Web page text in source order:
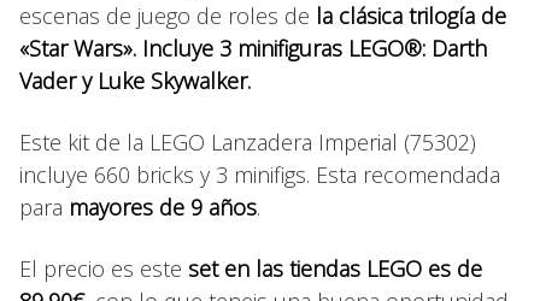
escenas de juego de roles de la clásica trilogía de
«Star Wars». Incluye 3 minifiguras LEGO®: Darth
Vader y Luke Skywalker.
Este kit de la LEGO Lanzadera Imperial (75302)
incluye 660 bricks y 3 minifigs. Esta recomendada
para mayores de 9 años.
El precio es este set en las tiendas LEGO es de